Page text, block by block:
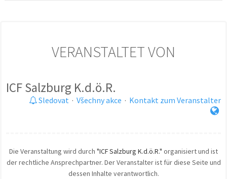
VERANSTALTET VON
ICF Salzburg K.d.ö.R.
Sledovat · Všechny akce · Kontakt zum Veranstalter
Die Veranstaltung wird durch "ICF Salzburg K.d.ö.R." organisiert und ist
der rechtliche Ansprechpartner. Der Veranstalter ist für diese Seite und
dessen Inhalte verantwortlich.